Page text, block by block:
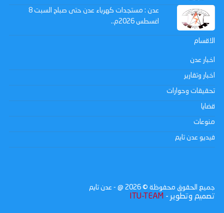
عدن : مستجدات كهرباء عدن حتى صباح السبت 8
اغسطس 2026م..
الاقسام
اخبار عدن
اخبار وتقارير
تحقيقات وحوارات
قضايا
منوعات
فيديو عدن تايم
جميع الحقوق محفوظة © 2026 @ - عدن تايم
تصميم وتطوير - ITU-TEAM